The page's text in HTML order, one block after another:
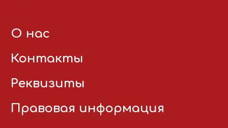
О нас
Контакты
Реквизиты
Правовая информация